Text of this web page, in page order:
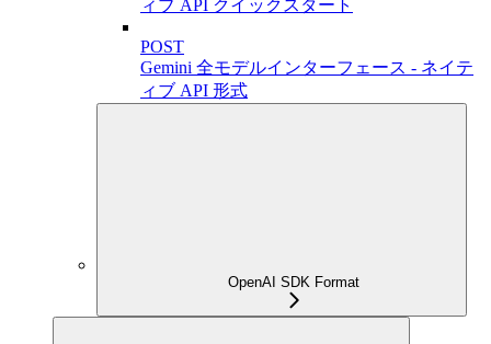
ィブ API クイックスタート
POST
Gemini 全モデルインターフェース - ネイテ
ィブ API 形式
OpenAI SDK Format